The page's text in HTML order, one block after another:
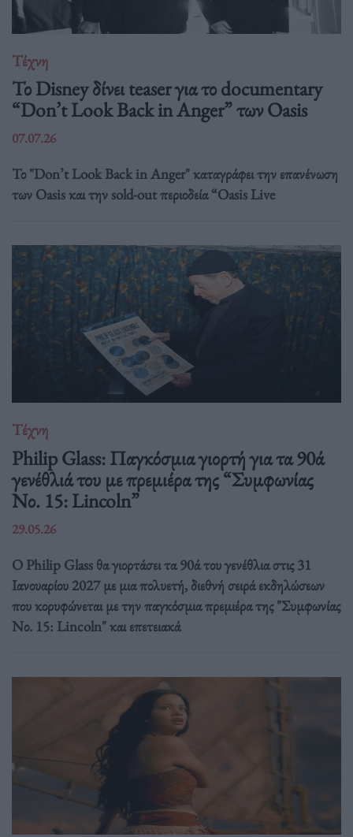
Τέχνη
Το Disney δίνει teaser για το documentary
“Don’t Look Back in Anger” των Oasis
07.07.26
Το "Don’t Look Back in Anger" καταγράφει την επανένωση
των Oasis και την sold-out περιοδεία “Oasis Live
Τέχνη
Philip Glass: Παγκόσμια γιορτή για τα 90ά
γενέθλιά του με πρεμιέρα της “Συμφωνίας
Νο. 15: Lincoln”
29.05.26
Ο Philip Glass θα γιορτάσει τα 90ά του γενέθλια στις 31
Ιανουαρίου 2027 με μια πολυετή, διεθνή σειρά εκδηλώσεων
που κορυφώνεται με την παγκόσμια πρεμιέρα της "Συμφωνίας
Νο. 15: Lincoln" και επετειακά